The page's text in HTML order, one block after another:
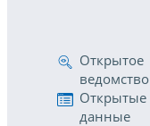
Открытое
ведомство
Открытые
данные